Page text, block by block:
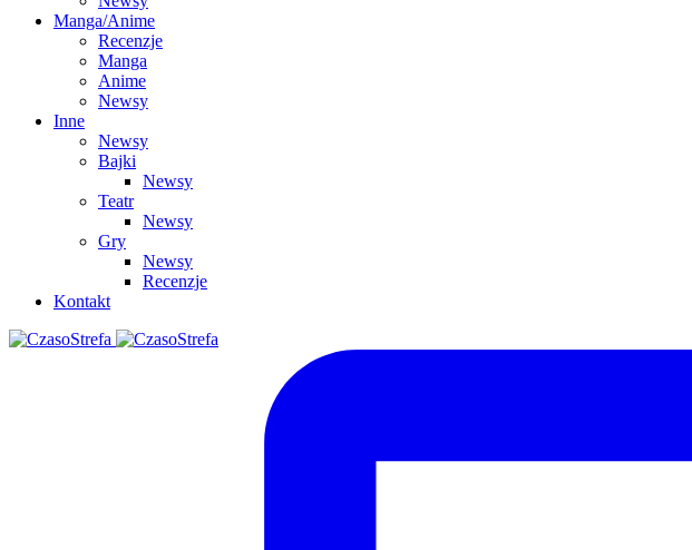
Manga/Anime
Recenzje
Manga
Anime
Newsy
Inne
Newsy
Bajki
Newsy
Teatr
Newsy
Gry
Newsy
Recenzje
Kontakt